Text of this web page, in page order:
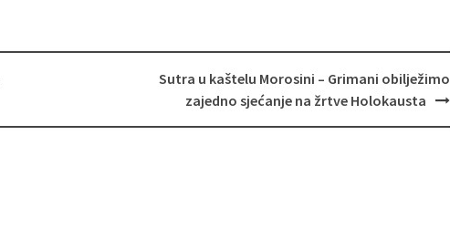
Sutra u kaštelu Morosini – Grimani obilježimo
zajedno sjećanje na žrtve Holokausta